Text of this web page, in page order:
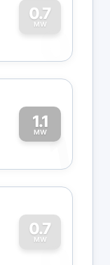
0.7
MW
0
1.1
MW1
0.7
MW